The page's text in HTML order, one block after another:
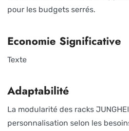
pour les budgets serrés.
Economie Significative
Texte
Adaptabilité
La modularité des racks
personnalisation selon les